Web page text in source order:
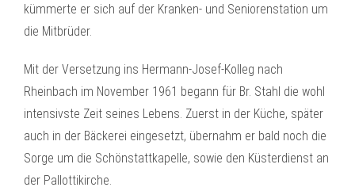
kümmerte er sich auf der Kranken- und Seniorenstation um
die Mitbrüder.
Mit der Versetzung ins Hermann-Josef-Kolleg nach
Rheinbach im November 1961 begann für Br. Stahl die wohl
intensivste Zeit seines Lebens. Zuerst in der Küche, später
auch in der Bäckerei eingesetzt, übernahm er bald noch die
Sorge um die Schönstattkapelle, sowie den Küsterdienst an
der Pallottikirche.